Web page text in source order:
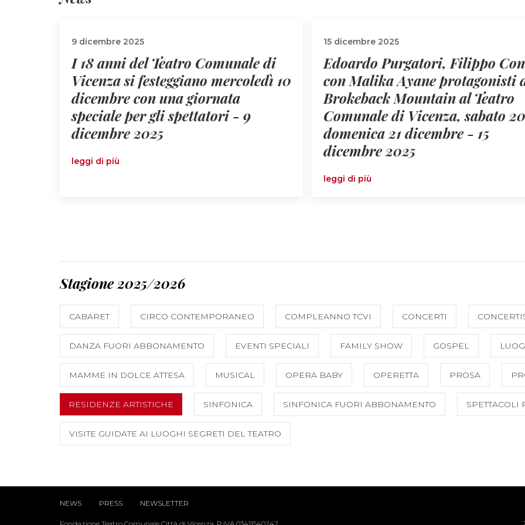
9 dicembre 2025
I 18 anni del Teatro Comunale di
Vicenza si festeggiano mercoledì 10
dicembre con una giornata
speciale per gli spettatori - 9
dicembre 2025
leggi di più
15 dicembre 2025
Edoardo Purgatori, Filippo
con Malika Ayane protagonisti
Brokeback Mountain al Teatro
Comunale di Vicenza, sabato
domenica 21 dicembre - 15
dicembre 2025
leggi di più
Stagione 2025/2026
CABARET CIRCO CONTEMPORANEO COMPLEANNO TCVI CONCERTI
DANZA FUORI ABBONAMENTO EVENTI SPECIALI FAMILY SHOW GOSPEL
MAMME IN DOLCE ATTESA MUSICAL OPERA BABY OPERETTA PROSA
RESIDENZE ARTISTICHE SINFONICA SINFONICA FUORI ABBONAMENTO SPETTACOLI
VISITE GUIDATE AI LUOGHI SEGRETI DEL TEATRO
NEWS PRESS NEWSLETTER